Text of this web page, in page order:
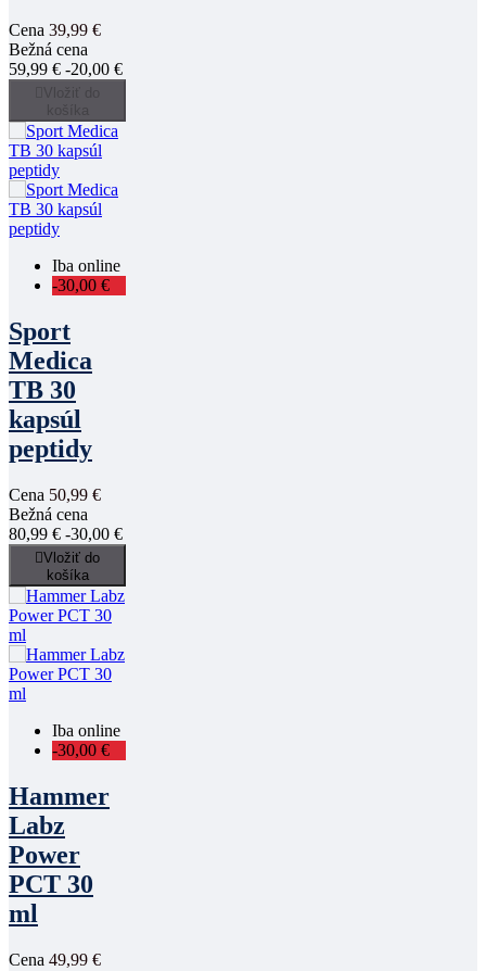
Cena 39,99 €
Bežná cena
59,99 € -20,00 €
Vložiť do
košíka
Iba online
-30,00 €
Sport
Medica
TB 30
kapsúl
peptidy
Cena 50,99 €
Bežná cena
80,99 € -30,00 €
Vložiť do
košíka
Iba online
-30,00 €
Hammer
Labz
Power
PCT 30
ml
Cena 49,99 €